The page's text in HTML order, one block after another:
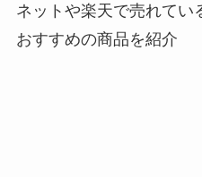
ネットや楽天で売れてい
おすすめの商品を紹介